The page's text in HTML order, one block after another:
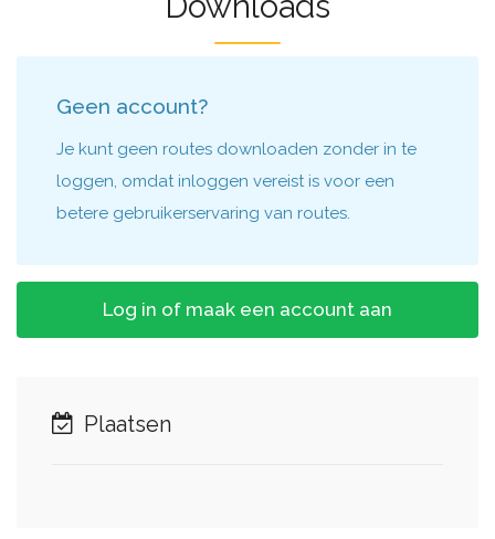
Geen account?
Je kunt geen routes downloaden zonder in te
loggen, omdat inloggen vereist is voor een
betere gebruikerservaring van routes.
Log in of maak een account aan
Plaatsen